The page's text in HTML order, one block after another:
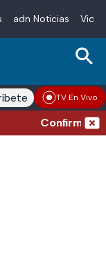
adn Noticias
Noticias RadioTV En Vivo
Confirman